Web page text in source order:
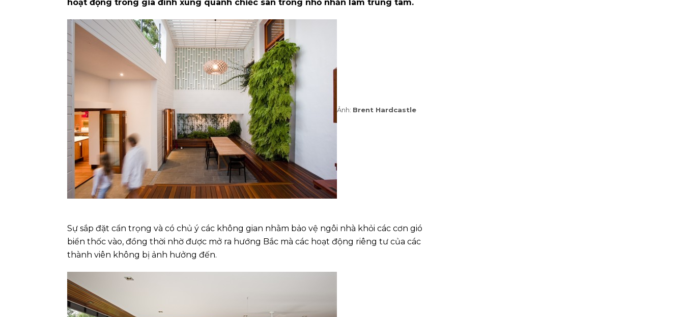
hoạt động trong gia đình xung quanh chiếc sân trong nhỏ nhắn làm trung tâm.
Ảnh: Brent Hardcastle
Sự sắp đặt cẩn trọng và có chủ ý các không gian nhằm bảo vệ ngôi nhà khỏi các cơn gió
biển thốc vào, đồng thời nhờ được mở ra hướng Bắc mà các hoạt động riêng tư của các
thành viên không bị ảnh hưởng đến.